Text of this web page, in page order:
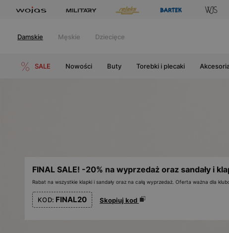
Damskie Męskie Dziecięce
SALE Nowości Buty Torebki i plecaki
FINAL SALE! -20% na wyprzedaż oraz sandały i
Rabat na wszystkie klapki i sandały oraz na całą wyprzedaż. Oferta ważna dla
KOD: FINAL20 Skopiuj kod